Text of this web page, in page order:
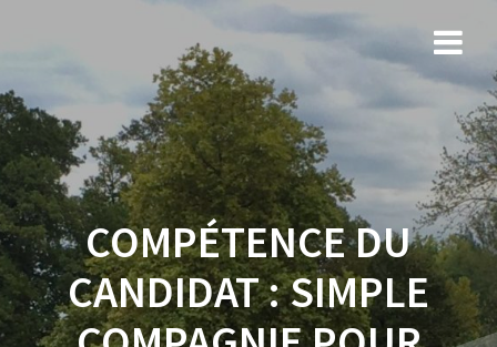
COMPÉTENCE DU
CANDIDAT :SIMPLE